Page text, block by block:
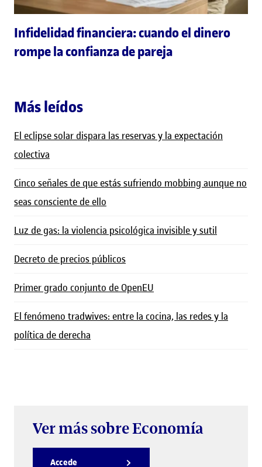
Infidelidad financiera: cuando el dinero
rompe la confianza de pareja
Más leídos
El eclipse solar dispara las reservas y la expectación
colectiva
Cinco señales de que estás sufriendo mobbing aunque no
seas consciente de ello
Luz de gas: la violencia psicológica invisible y sutil
Decreto de precios públicos
Primer grado conjunto de OpenEU
El fenómeno tradwives: entre la cocina, las redes y la
política de derecha
Ver más sobre Economía
Accede